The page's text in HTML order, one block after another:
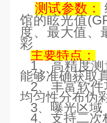
测试参数：
馆的眩光值
度、最大值、
彩
主要特点：
1、高精度
能够准确获取
2、丰富软
均匀性分布伪
3、曝光区
4、支持二次